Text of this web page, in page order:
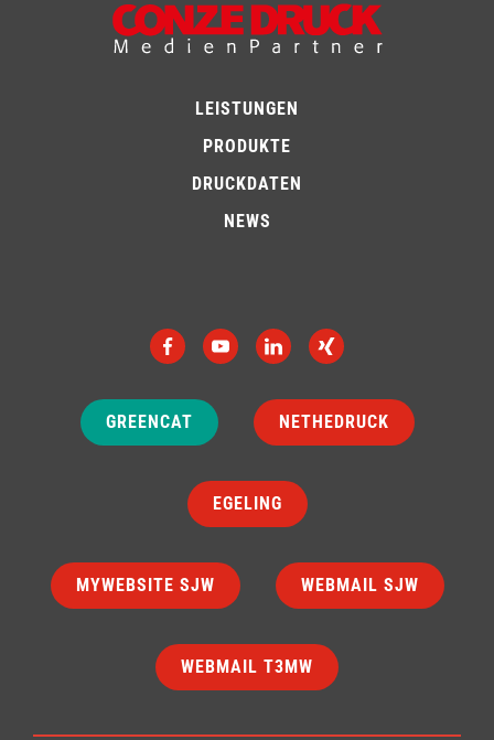
LEISTUNGEN
PRODUKTE
DRUCKDATEN
NEWS
GREENCAT NETHEDRUCK
EGELING
MYWEBSITE SJW WEBMAIL SJW
WEBMAIL T3MW